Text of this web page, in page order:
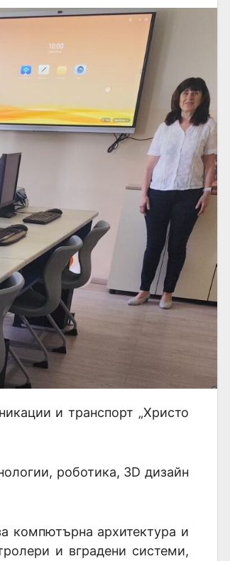
и транспорт „Христо
роботика, 3D дизайн
компютърна архитектура и
и вградени системи,